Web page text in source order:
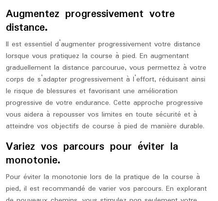
Augmentez progressivement votre
distance.
Il est essentiel d’augmenter progressivement votre distance
lorsque vous pratiquez la course à pied. En augmentant
graduellement la distance parcourue, vous permettez à votre
corps de s’adapter progressivement à l’effort, réduisant ainsi
le risque de blessures et favorisant une amélioration
progressive de votre endurance. Cette approche progressive
vous aidera à repousser vos limites en toute sécurité et à
atteindre vos objectifs de course à pied de manière durable.
Variez vos parcours pour éviter la
monotonie.
Pour éviter la monotonie lors de la pratique de la course à
pied, il est recommandé de varier vos parcours. En explorant